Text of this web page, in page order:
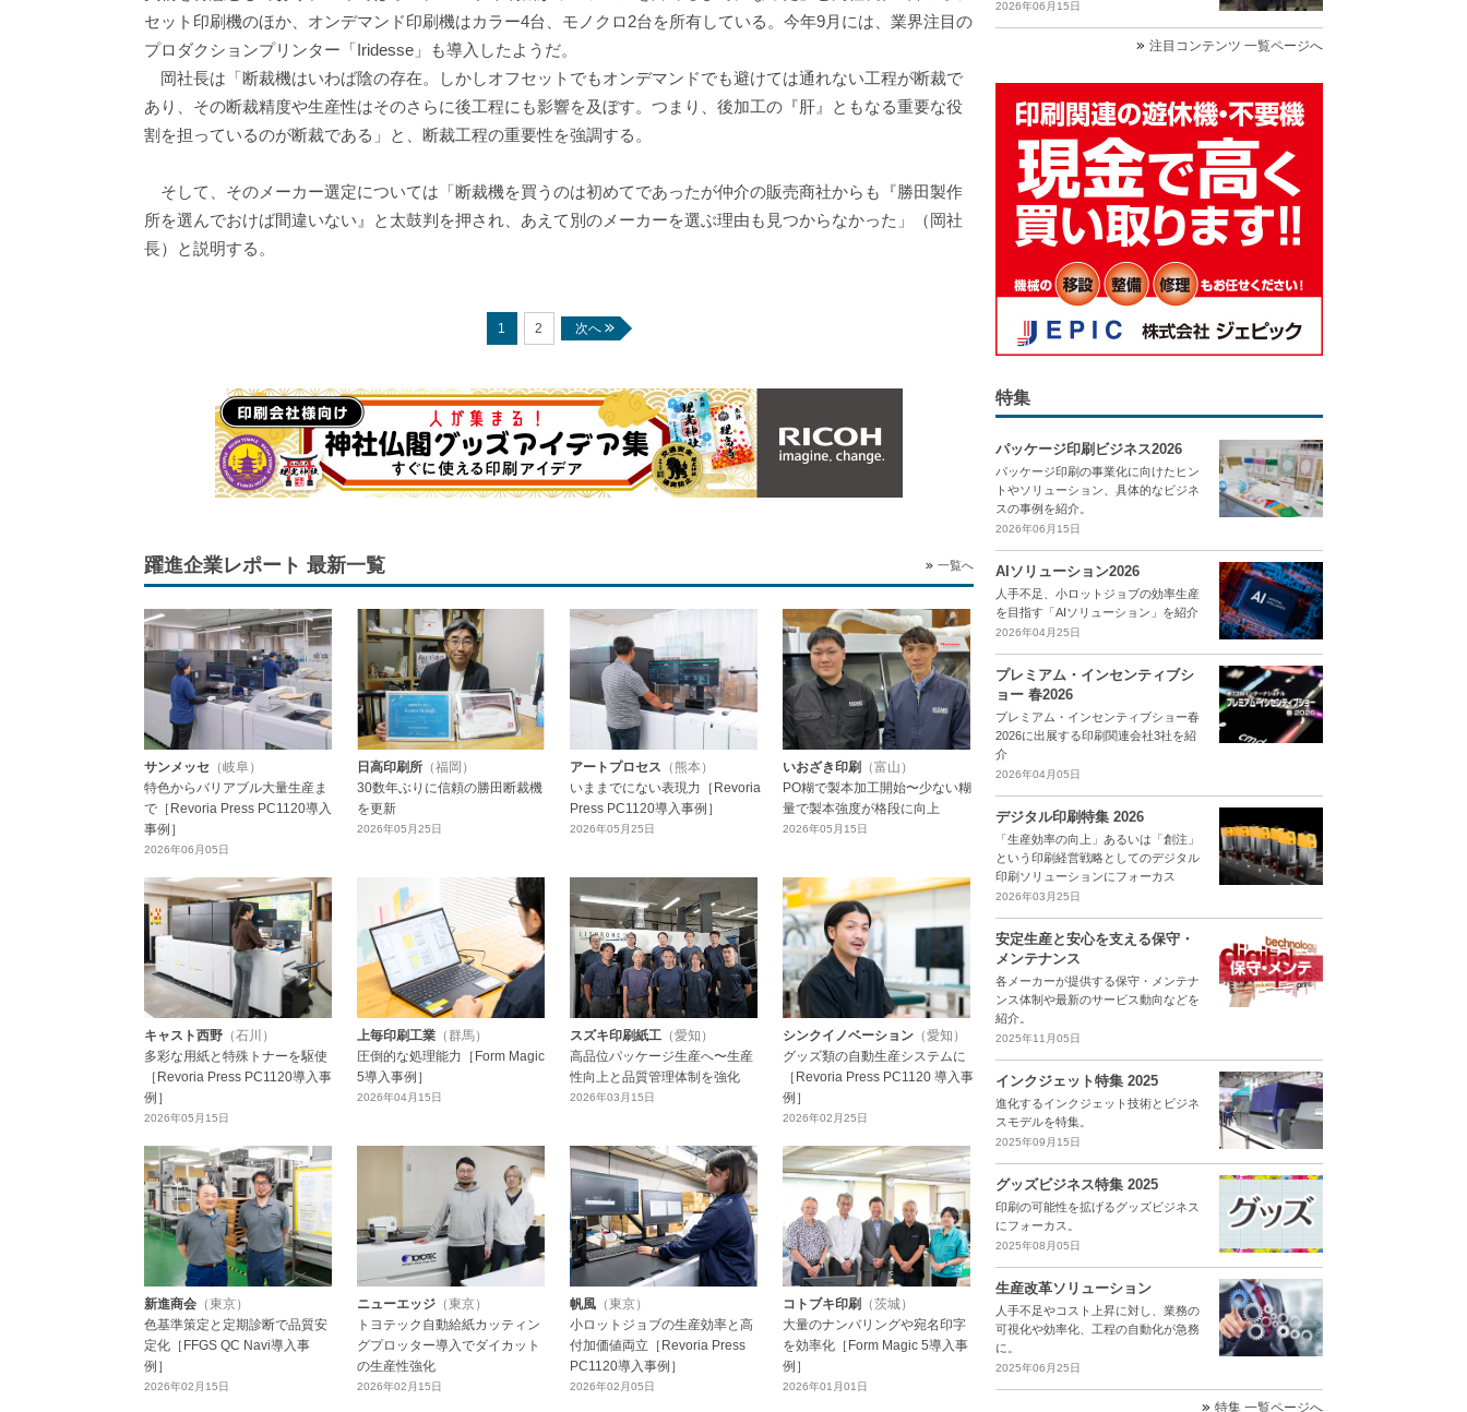
セット印刷機のほか、オンデマンド印刷機はカラー4台、モノクロ2台を所有している。今年9月には、業界注目の
プロダクションプリンター「Iridesse」も導入したようだ。
岡社長は「断裁機はいわば陰の存在。しかしオフセットでもオンデマンドでも避けては通れない工程が断裁で
あり、その断裁精度や生産性はそのさらに後工程にも影響を及ぼす。つまり、後加工の『肝』ともなる重要な役
割を担っているのが断裁である」と、断裁工程の重要性を強調する。
そして、そのメーカー選定については「断裁機を買うのは初めてであったが仲介の販売商社からも『勝田製作
所を選んでおけば間違いない』と太鼓判を押され、あえて別のメーカーを選ぶ理由も見つからなかった」（岡社
長）と説明する。
1 2 次へ
躍進企業レポート 最新一覧 一覧へ
サンメッセ （岐阜）
特色からバリアブル大量生産ま
で［Revoria Press PC1120導入
事例］
2026年06月05日
日高印刷所 （福岡）
30数年ぶりに信頼の勝田断裁機
を更新
2026年05月25日
アートプロセス （熊本）
いままでにない表現力［Revoria
Press PC1120導入事例］
2026年05月25日
いおざき印刷
（富山）
PO糊で製本加工開始〜少ない糊
量で製本強度が格段に向上
2026年05月15日
キャスト西野 （石川）
多彩な用紙と特殊トナーを駆使
［Revoria Press PC1120導入事
例］
2026年05月15日
上毎印刷工業 （群馬）
圧倒的な処理能力［Form Magic
5導入事例］
2026年04月15日
スズキ印刷紙工 （愛知）
高品位パッケージ生産へ〜生産
性向上と品質管理体制を強化
2026年03月15日
シンクイノベーション （愛知）
グッズ類の自動生産システムに
［Revoria Press PC1120 導入事
例］
2026年02月25日
新進商会 （東京）
色基準策定と定期診断で品質安
定化［FFGS QC Navi導入事
例］
2026年02月15日
ニューエッジ （東京）
トヨテック自動給紙カッティン
グプロッター導入でダイカット
の生産性強化
2026年02月15日
帆風 （東京）
小ロットジョブの生産効率と高
付加価値両立［Revoria Press
PC1120導入事例］
2026年02月05日
コトブキ印刷
（茨城）
大量のナンバリングや宛名印字
を効率化［Form Magic 5導入事
例］
2026年01月01日
2026年06月15日
注目コンテンツ 一覧ページへ
特集
パッケージ印刷ビジネス2026
パッケージ印刷の事業化に向けたヒン
トやソリューション、具体的なビジネ
スの事例を紹介。
2026年06月15日
AIソリューション2026
人手不足、小ロットジョブの効率生産
を目指す「AIソリューション」を紹介
2026年04月25日
プレミアム・インセンティブシ
ョー 春2026
プレミアム・インセンティブショー春
2026に出展する印刷関連会社3社を紹
介
2026年04月05日
デジタル印刷特集 2026
「生産効率の向上」あるいは「創注」
という印刷経営戦略としてのデジタル
印刷ソリューションにフォーカス
2026年03月25日
安定生産と安心を支える保守・
メンテナンス
各メーカーが提供する保守・メンテナ
ンス体制や最新のサービス動向などを
紹介。
2025年11月05日
インクジェット特集 2025
進化するインクジェット技術とビジネ
スモデルを特集。
2025年09月15日
グッズビジネス特集 2025
印刷の可能性を拡げるグッズビジネス
にフォーカス。
2025年08月05日
生産改革ソリューション
人手不足やコスト上昇に対し、業務の
可視化や効率化、工程の自動化が急務
に。
2025年06月25日
特集 一覧ページへ